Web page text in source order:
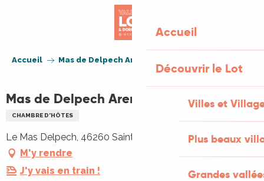
Accueil
Découvrir le Lot
Villes et
Plus beaux
Grandes
Accueil Mas de Delpech Arenas
Mas de Delpech Arenas
CHAMBRE D'HÔTES
Le Mas Delpech, 46260 Saint-Jean-de-Laur
M'y rendre
J'y vais en train !